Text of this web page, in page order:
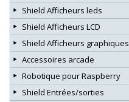
Shield Afficheurs leds
Shield Afficheurs LCD
Shield Afficheurs graphiques
Accessoires arcade
Robotique pour Raspberry
Shield Entrées/sorties